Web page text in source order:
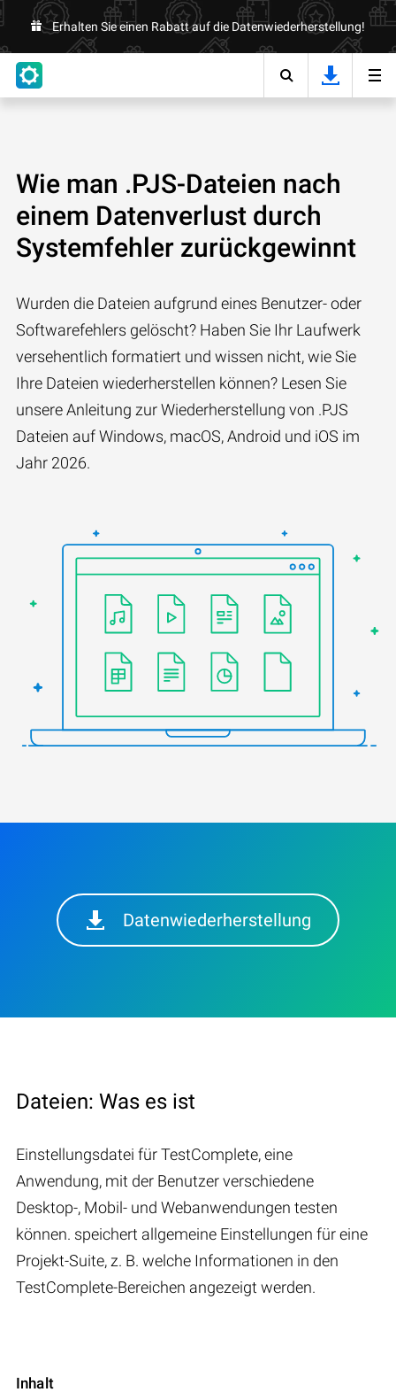
Erhalten Sie einen Rabatt auf die Datenwiederherstellung!
Wie man .PJS-Dateien nach
einem Datenverlust durch
Systemfehler zurückgewinnt
Wurden die Dateien aufgrund eines Benutzer- oder
Softwarefehlers gelöscht? Haben Sie Ihr Laufwerk
versehentlich formatiert und wissen nicht, wie Sie
Ihre Dateien wiederherstellen können? Lesen Sie
unsere Anleitung zur Wiederherstellung von .PJS
Dateien auf Windows, macOS, Android und iOS im
Jahr 2026.
Datenwiederherstellung
Dateien: Was es ist
Einstellungsdatei für TestComplete, eine
Anwendung, mit der Benutzer verschiedene
Desktop-, Mobil- und Webanwendungen testen
können. speichert allgemeine Einstellungen für eine
Projekt-Suite, z. B. welche Informationen in den
TestComplete-Bereichen angezeigt werden.
Inhalt